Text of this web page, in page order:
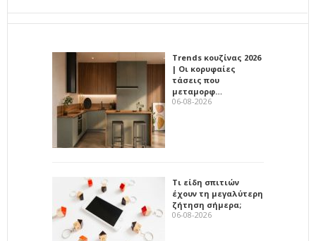
Trends κουζίνας 2026
| Οι κορυφαίες
τάσεις που
μεταμορφ…
06-08-2026
Τι είδη σπιτιών
έχουν τη μεγαλύτερη
ζήτηση σήμερα;
06-08-2026